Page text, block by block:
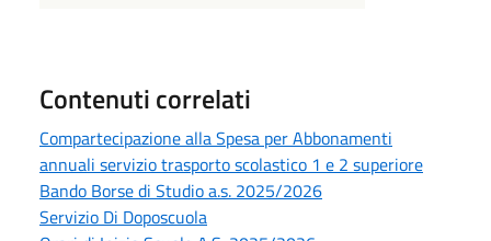
Contenuti correlati
Compartecipazione alla Spesa per Abbonamenti
annuali servizio trasporto scolastico 1 e 2 superiore
Bando Borse di Studio a.s. 2025/2026
Servizio Di Doposcuola